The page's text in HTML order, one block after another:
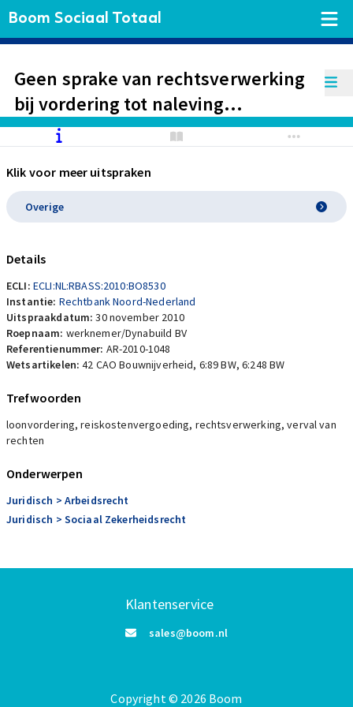
Boom Sociaal Totaal
Geen sprake van rechtsverwerking
bij vordering tot naleving
reiskostenvergoeding cao, ondanks
uitdrukkelijk andere overeenkomst
met werkgever. Stilzitten leidt
evenmin tot verval van rechten ex
artikel 6:89 BW
Klik voor meer uitspraken
Overige
Details
ECLI: ECLI:NL:RBASS:2010:BO8530
Instantie: Rechtbank Noord-Nederland
Uitspraakdatum:30 november 2010
Roepnaam: werknemer/Dynabuild BV
Referentienummer: AR-2010-1048
Wetsartikelen:42 CAO Bouwnijverheid, 6:89 BW,6:248 BW
Trefwoorden
loonvordering, reiskostenvergoeding, rechtsverwerking, verval van
rechten
Onderwerpen
Juridisch > Arbeidsrecht
Juridisch > Sociaal Zekerheidsrecht
Klantenservice
sales@boom.nl
Copyright©️ 2026 Boom